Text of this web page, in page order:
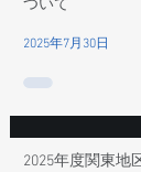
ついて
2025年7月30日
2025年度関東地